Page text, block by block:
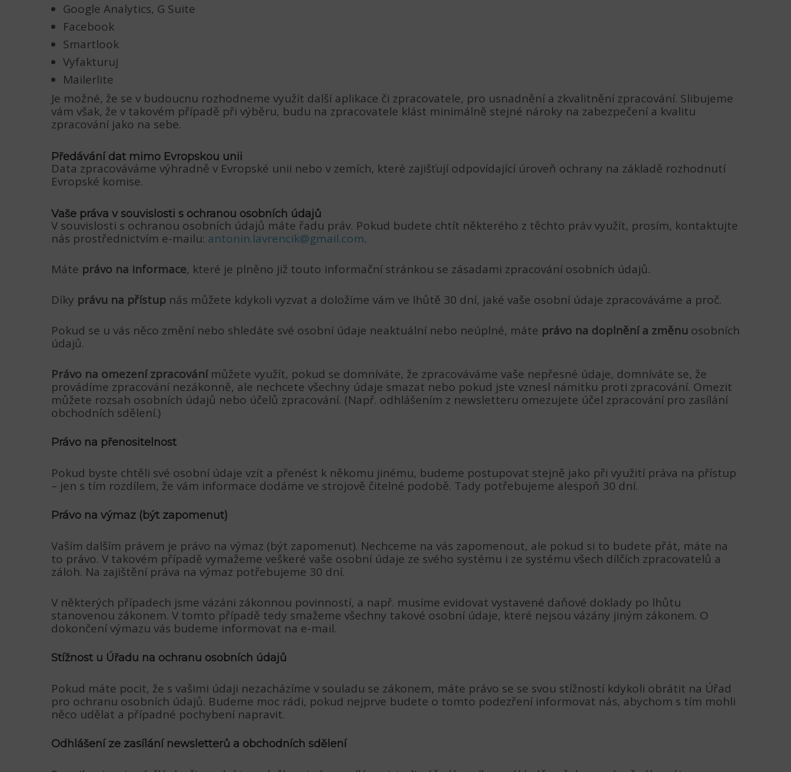
Google Analytics, G Suite
Facebook
Smartlook
Vyfakturuj
Mailerlite
Je možné, že se v budoucnu rozhodneme využít další aplikace či zpracovatele, pro usnadnění a zkvalitnění zpracování. Slibujeme
vám však, že v takovém případě při výběru, budu na zpracovatele klást minimálně stejné nároky na zabezpečení a kvalitu
zpracování jako na sebe.
Předávání dat mimo Evropskou unii
Data zpracováváme výhradně v Evropské unii nebo v zemích, které zajišťují odpovídající úroveň ochrany na základě rozhodnutí
Evropské komise.
Vaše práva v souvislosti s ochranou osobních údajů
V souvislosti s ochranou osobních údajů máte řadu práv. Pokud budete chtít některého z těchto práv využít, prosím, kontaktujte
nás prostřednictvím e-mailu: antonin.lavrencik@gmail.com.
Máte právo na informace, které je plněno již touto informační stránkou se zásadami zpracování osobních údajů.
Díky právu na přístup nás můžete kdykoli vyzvat a doložíme vám ve lhůtě 30 dní, jaké vaše osobní údaje zpracováváme a proč.
Pokud se u vás něco změní nebo shledáte své osobní údaje neaktuální nebo neúplné, máte právo na doplnění a změnu osobních
údajů.
Právo na omezení zpracovánímůžete využít, pokud se domníváte, že zpracováváme vaše nepřesné údaje, domníváte se, že
provádíme zpracování nezákonně, ale nechcete všechny údaje smazat nebo pokud jste vznesl námitku proti zpracování. Omezit
můžete rozsah osobních údajů nebo účelů zpracování. (Např. odhlášením z newsletteru omezujete účel zpracování pro zasílání
obchodních sdělení.)
Právo na přenositelnost
Pokud byste chtěli své osobní údaje vzít a přenést k někomu jinému, budeme postupovat stejně jako při využití práva na přístup
– jen s tím rozdílem, že vám informace dodáme ve strojově čitelné podobě. Tady potřebujeme alespoň 30 dní.
Právo na výmaz (být zapomenut)
Vaším dalším právem je právo na výmaz (být zapomenut). Nechceme na vás zapomenout, ale pokud si to budete přát, máte na
to právo. V takovém případě vymažeme veškeré vaše osobní údaje ze svého systému i ze systému všech dílčích zpracovatelů a
záloh. Na zajištění práva na výmaz potřebujeme 30 dní.
V některých případech jsme vázáni zákonnou povinností, a např. musíme evidovat vystavené daňové doklady po lhůtu
stanovenou zákonem. V tomto případě tedy smažeme všechny takové osobní údaje, které nejsou vázány jiným zákonem. O
dokončení výmazu vás budeme informovat na e-mail.
Stížnost u Úřadu na ochranu osobních údajů
Pokud máte pocit, že s vašimi údaji nezacházíme v souladu se zákonem, máte právo se se svou stížností kdykoli obrátit na Úřad
pro ochranu osobních údajů. Budeme moc rádi, pokud nejprve budete o tomto podezření informovat nás, abychom s tím mohli
něco udělat a případné pochybení napravit.
Odhlášení ze zasílání newsletterů a obchodních sdělení